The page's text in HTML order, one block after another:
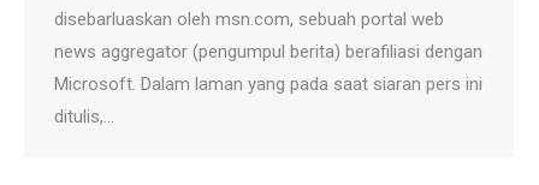
disebarluaskan oleh msn.com, sebuah portal web
news aggregator (pengumpul berita) berafiliasi dengan
Microsoft. Dalam laman yang pada saat siaran pers ini
ditulis,…